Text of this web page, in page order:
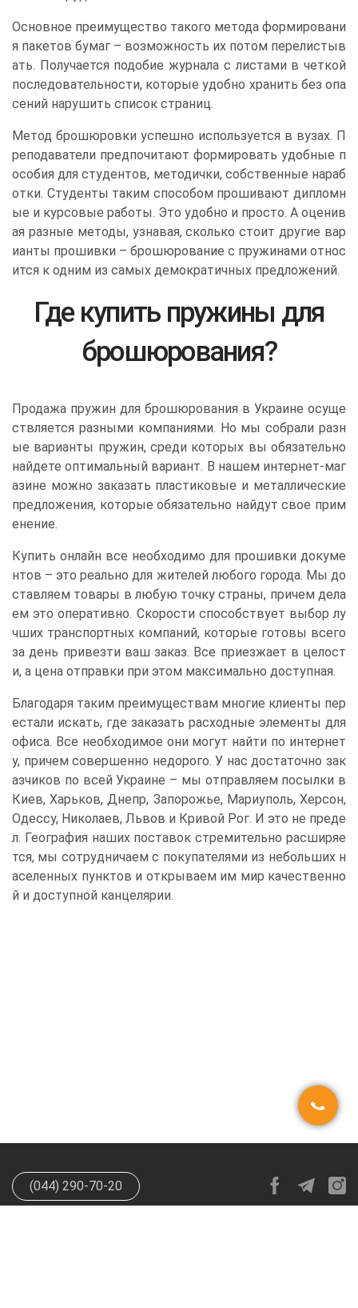
Основное преимущество такого метода формировани
я пакетов бумаг – возможность их потом перелистыв
ать. Получается подобие журнала с листами в четкой
последовательности, которые удобно хранить без опа
сений нарушить список страниц.
Метод брошюровки успешно используется в вузах. П
реподаватели предпочитают формировать удобные п
особия для студентов, методички, собственные нараб
отки. Студенты таким способом прошивают дипломн
ые и курсовые работы. Это удобно и просто. А оценив
ая разные методы, узнавая, сколько стоит другие вар
ианты прошивки – брошюрование с пружинами относ
ится к одним из самых демократичных предложений.
Где купить пружины для
брошюрования?
Продажа пружин для брошюрования в Украине осуще
ствляется разными компаниями. Но мы собрали разн
ые варианты пружин, среди которых вы обязательно
найдете оптимальный вариант. В нашем интернет-маг
азине можно заказать пластиковые и металлические
предложения, которые обязательно найдут свое прим
енение.
Купить онлайн все необходимо для прошивки докуме
нтов – это реально для жителей любого города. Мы до
ставляем товары в любую точку страны, причем дела
ем это оперативно. Скорости способствует выбор лу
чших транспортных компаний, которые готовы всего
за день привезти ваш заказ. Все приезжает в целост
и, а цена отправки при этом максимально доступная.
Благодаря таким преимуществам многие клиенты пер
естали искать, где заказать расходные элементы для
офиса. Все необходимое они могут найти по интернет
у, причем совершенно недорого. У нас достаточно зак
азчиков по всей Украине – мы отправляем посылки в
Киев, Харьков, Днепр, Запорожье, Мариуполь, Херсон,
Одессу, Николаев, Львов и Кривой Рог. И это не преде
л. География наших поставок стремительно расширяе
тся, мы сотрудничаем с покупателями из небольших н
аселенных пунктов и открываем им мир качественно
й и доступной канцелярии.
(044) 290-70-20